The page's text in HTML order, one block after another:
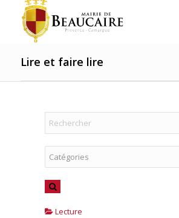
Lire et faire lire
Lecture